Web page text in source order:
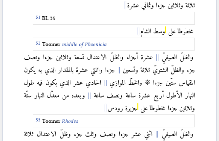
ثلاثة وثلاثين جزءا وثماني عشرة
BL 35
مخطوطا على وسط الشام
Toomer middle of Phoenicia
والظلّ الصيفيّ
عشرة أجزاء والظلّ الاعتدال تسعة وثلاثين جزءا ونصف
جزء والظلّ الشتويّ ثلاثة وتسعين
جزءا واثنتي عشرة بالمقدار الذي به يكون
المقياس ستّين جزءا ❊ والخطّ الموازي
الحادي عشر الذي يكون فيه طول
النهار الأطول أربع عشرة ساعة ونصف ساعة
وبعده من معدّل النهار ستّة
وثلاثين جزءا مخطوطا على جزيرة رودس
ToomerRhodes
والظلّ الصيفيّ اثني عشر جزءا ونصف وثلث جزء وظلّ الاعتدال ثلاثة